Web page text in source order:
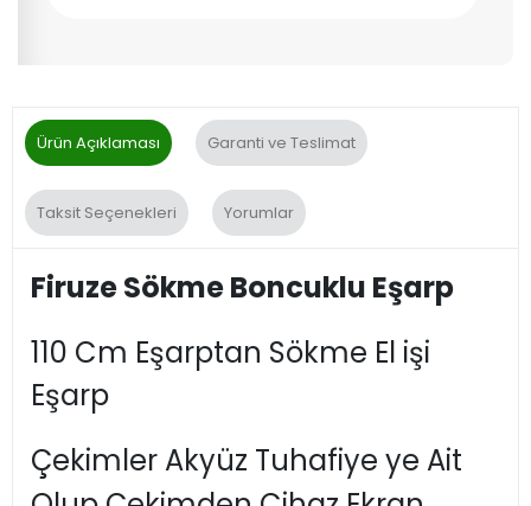
Ürün Açıklaması Garanti ve Teslimat
Taksit Seçenekleri Yorumlar
Firuze Sökme Boncuklu Eşarp
110 Cm Eşarptan Sökme El işi
Eşarp
Çekimler Akyüz Tuhafiye ye Ait